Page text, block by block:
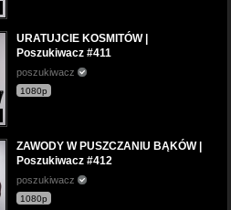
URATUJCIE KOSMITÓW |
Poszukiwacz #411
poszukiwacz
1080p
ZAWODY W PUSZCZANIU BĄKÓW |
Poszukiwacz #412
poszukiwacz
1080p